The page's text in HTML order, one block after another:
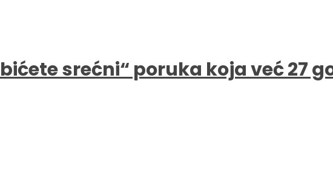
srećni“ poruka koja već 27